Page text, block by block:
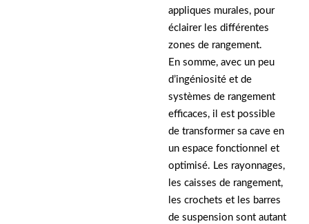
appliques murales, pour
éclairer les différentes
zones de rangement.
En somme, avec un peu
d’ingéniosité et de
systèmes de rangement
efficaces, il est possible
de transformer sa cave en
un espace fonctionnel et
optimisé. Les rayonnages,
les caisses de rangement,
les crochets et les barres
de suspension sont autant